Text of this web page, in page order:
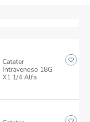
Cateter
Intravenoso 18G
X1 1/4 Alfa